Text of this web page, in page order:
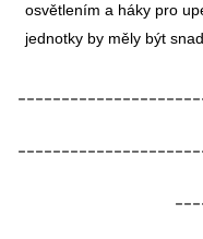
osvětlením a háky pro
jednotky by měly být